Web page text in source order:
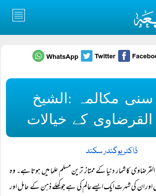
مکالمہ :الشیخ
کے خیالات
ڈاکٹر یوگندر سکند
کا شمار دنیا کے ممتاز ترین مسلم علما میں ہوتا ہے۔ وہ
ان کی شہرت ایک ایسے عالم کی ہے جو کھلے ذہن کے حامل اور